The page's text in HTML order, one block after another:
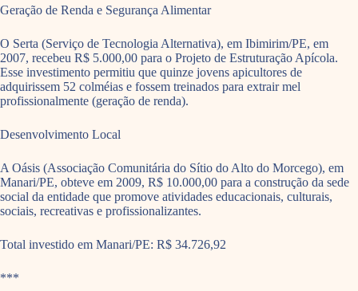
Geração de Renda e Segurança Alimentar
O Serta (Serviço de Tecnologia Alternativa), em Ibimirim/PE, em
2007, recebeu R$ 5.000,00 para o Projeto de Estruturação Apícola.
Esse investimento permitiu que quinze jovens apicultores de
adquirissem 52 colméias e fossem treinados para extrair mel
profissionalmente (geração de renda).
Desenvolvimento Local
A Oásis (Associação Comunitária do Sítio do Alto do Morcego), em
Manari/PE, obteve em 2009, R$ 10.000,00 para a construção da sede
social da entidade que promove atividades educacionais, culturais,
sociais, recreativas e profissionalizantes.
Total investido em Manari/PE: R$ 34.726,92
***